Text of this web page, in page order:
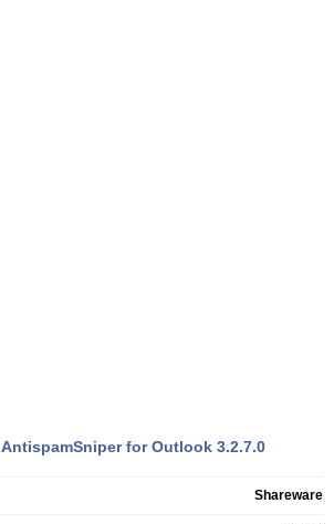
AntispamSniper for Outlook 3.2.7.0
Shareware